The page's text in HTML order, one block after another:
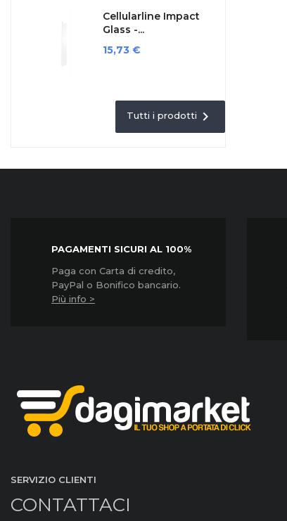
Cellularline Impact
Glass -...
Prezzo
15,73 €
Tutti i prodotti 
PAGAMENTI SICURI AL 100%
Paga con Carta di credito,
PayPal o Bonifico bancario.
Più info >
SERVIZIO CLIENTI
CONTATTACI